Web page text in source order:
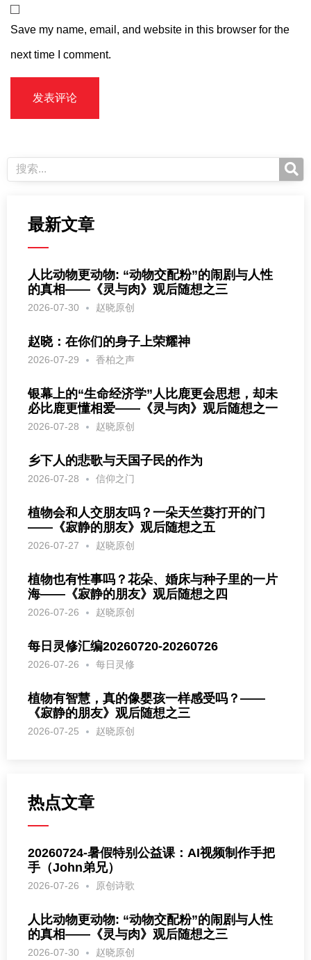
Save my name, email, and website in this browser for the
next time I comment.
最新文章
人比动物更动物: “动物交配粉”的闹剧与人性
的真相——《灵与肉》观后随想之三
2026-07-30 赵晓原创
赵晓：在你们的身子上荣耀神
2026-07-29 香柏之声
银幕上的“生命经济学”人比鹿更会思想，却未
必比鹿更懂相爱——《灵与肉》观后随想之一
2026-07-28 赵晓原创
乡下人的悲歌与天国子民的作为
2026-07-28 信仰之门
植物会和人交朋友吗？一朵天竺葵打开的门
——《寂静的朋友》观后随想之五
2026-07-27 赵晓原创
植物也有性事吗？花朵、婚床与种子里的一片
海——《寂静的朋友》观后随想之四
2026-07-26 赵晓原创
每日灵修汇编20260720-20260726
2026-07-26 每日灵修
植物有智慧，真的像婴孩一样感受吗？——
《寂静的朋友》观后随想之三
2026-07-25 赵晓原创
热点文章
20260724-暑假特别公益课：AI视频制作手把
手（John弟兄）
2026-07-26 原创诗歌
人比动物更动物: “动物交配粉”的闹剧与人性
的真相——《灵与肉》观后随想之三
2026-07-30 赵晓原创